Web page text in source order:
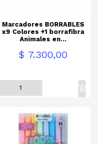
Marcadores BORRABLES
x9 Colores +1 borrafibra
Animales en...
Precio$ 7.300,00